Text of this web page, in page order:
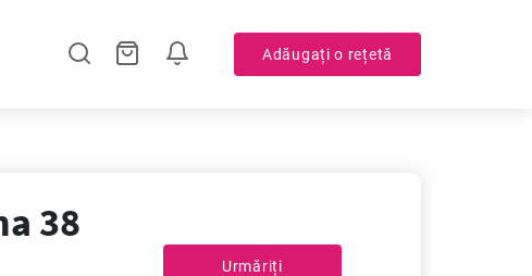
Adăugați o rețetă
38
Urmăriți